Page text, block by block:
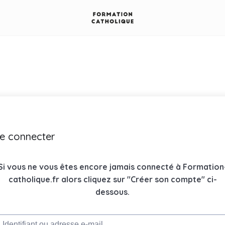
connecter
vous ne vous êtes encore jamais connecté à
catholique.fr alors cliquez sur "Créer son compte" ci-
dessous.